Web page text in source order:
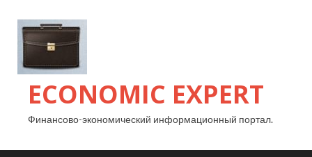
ECONOMIC EXPERT
Финансово-экономический информационный портал.